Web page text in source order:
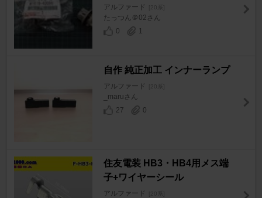
アルファード [20系]
たっつん＠02さん
0
1
自作 純正加工 インナーランプ
アルファード [20系]
_maruさん
27
0
住友電装 HB3・HB4用メス端
子+ワイヤーシール
アルファード [20系]